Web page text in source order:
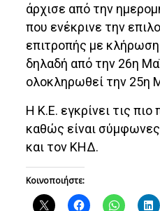
άρχισε από την
που ενέκρινε την
επιτροπής με
δηλαδή από την 26η
ολοκληρωθεί την 25η
Η Κ.Ε. εγκρίνει τις
καθώς είναι
και τον ΚΗΔ.
Κοινοποιήστε: